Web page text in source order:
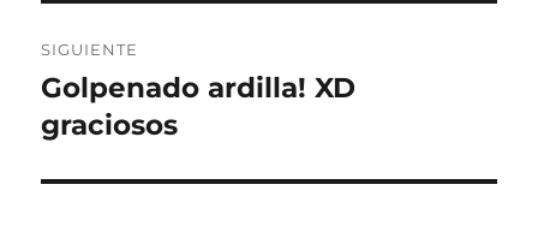
SIGUIENTE
Entrada
siguiente:
Golpenado ardilla! XD
graciosos